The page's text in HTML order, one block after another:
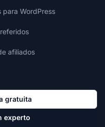
WordPress
afiliados
gratuita
experto